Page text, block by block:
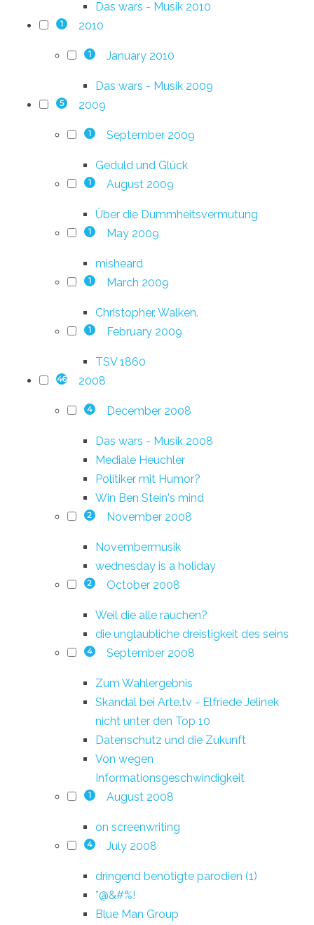
Das wars - Musik 2010
1 2010
1 January 2010
Das wars - Musik 2009
5 2009
1 September 2009
Geduld und Glück
1 August 2009
Über die Dummheitsvermutung
1 May 2009
misheard
1 March 2009
Christopher. Walken.
1 February 2009
TSV 1860
46 2008
4 December 2008
Das wars - Musik 2008
Mediale Heuchler
Politiker mit Humor?
Win Ben Stein's mind
2 November 2008
Novembermusik
wednesday is a holiday
2 October 2008
Weil die alle rauchen?
die unglaubliche dreistigkeit des seins
4 September 2008
Zum Wahlergebnis
Skandal bei Arte.tv - Elfriede Jelinek
nicht unter den Top 10
Datenschutz und die Zukunft
Von wegen
Informationsgeschwindigkeit
1 August 2008
on screenwriting
4 July 2008
dringend benötigte parodien (1)
*@&#%!
Blue Man Group